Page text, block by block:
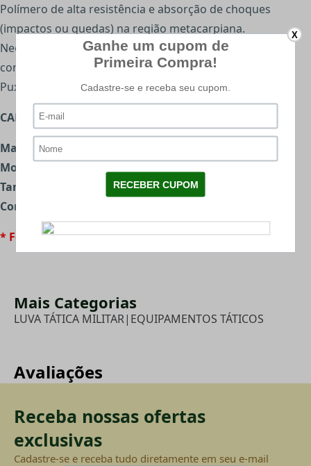
Polímero de alta resistência e absorção de choques
(impactos ou quedas) na região metacarpiana.
Neoprene® na região do punho para melhor ajuste e
conformação.
Puxadores nos dedos para facilitar a retirada da mão.
CARACTERÍSTICAS:
Marca: Feline
Modelo:
Tamanho:
Cor:
* Foto meramente ilustrativa.
Mais Categorias
LUVA TÁTICA MILITAR| EQUIPAMENTOS TÁTICOS
Avaliações
Receba nossas ofertas
exclusivas
Cadastre-se e receba tudo diretamente em seu e-mail
X